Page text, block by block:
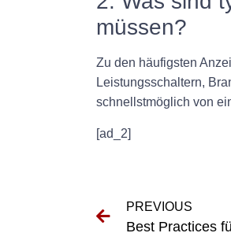
müssen?
Zu den häufigsten
Leistungsschaltern,
schnellstmöglich von
[ad_2]
PREVIOUS